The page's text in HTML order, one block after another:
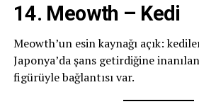
14. Meowth – Kedi
Meowth’un esin kaynağı açık:
Japonya’da şans getirdiğine
figürüyle bağlantısı var.